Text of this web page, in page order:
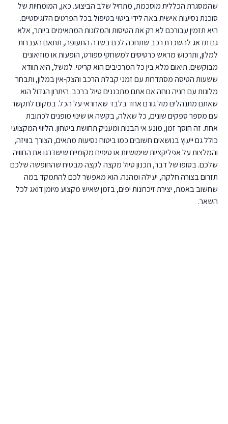
שהמסגרת הכללית מוסכמת, מתחיל שלב הביצוע. כאן, המומחיות של
סוכנת נסיעות אישית באה לידי ביטוי בטיפול בכל הפרטים הלוגיסטיים.
היא תזמין עבורכם לא רק את הטיסות והמלונות המתאימים ביותר, אלא
גם תדאג להשכרת רכב שתחכה לכם בשדה התעופה, תתאם העברות
למלון, ותרכוש מראש כרטיסים למשחקי ספורט, הופעות או מוזיאונים
מבוקשים. תיאום מלא בין כל המרכיבים הוא קריטי. למשל, היא תוודא
ששעות הטיסה מסתדרות עם זמני קבלת הרכב והצק-אין במלון, ותבחר
מלונות עם חניה נוחה אם אתם מתכננים טיול ברכב. היתרון הגדול הוא
שאתם מתנהלים מול גורם אחד בלבד שאחראי על הכל. במקום לתקשר
עם מספר ספקים שונים, כל שאלה, בקשה או שינוי מופנים לכתובת
אחת. זה חוסך זמן, מונע אי הבנות ומעניק תחושת ביטחון. הליווי המקצועי
כולל גם ייעוץ בנושאים חשובים כמו ביטוח נסיעות מתאים, הצורך בוויזה,
והמלצות על אפליקציות שימושיות או טיפים מקומיים שישדרגו את החוויה
שלכם. בסופו של דבר, תכנון טיול מקצה לקצה מבטיח שהחופשה שלכם
תזרום בצורה חלקה, יעילה ומהנה. הוא מאפשר לכם להתמקד במה
שחשוב באמת, יצירת זיכרונות יפים, בזמן שאיש מקצוע מיומן דואג לכל
השאר.